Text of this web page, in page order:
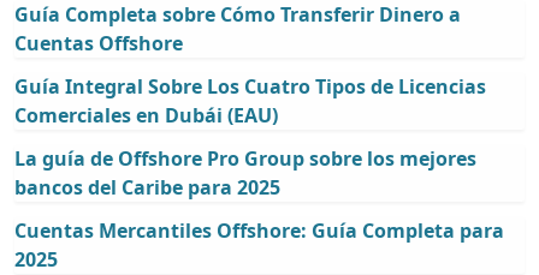
Guía Completa sobre Cómo Transferir Dinero a
Cuentas Offshore
Guía Integral Sobre Los Cuatro Tipos de Licencias
Comerciales en Dubái (EAU)
La guía de Offshore Pro Group sobre los mejores
bancos del Caribe para 2025
Cuentas Mercantiles Offshore: Guía Completa para
2025